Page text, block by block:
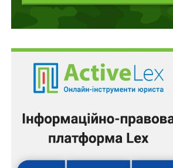
Податкового кодексу, яке за
ПК України платник
за днем отримання податкового
рішення. Суд, вважає, що сплата
грошового зобов’язання у
строк виключає одну з умов
правопорушення, що унеможливлює
позиції податкового органу про
нарахування пені, правила
встановленістаттею 129